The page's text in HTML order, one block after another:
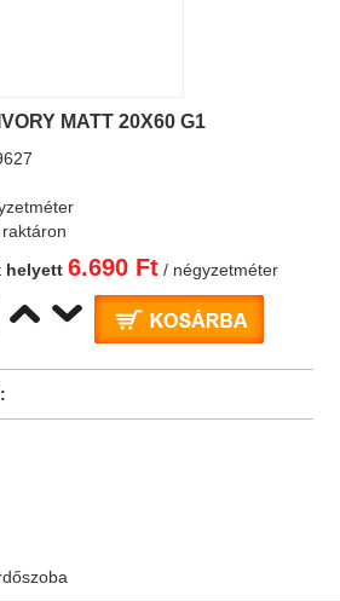
MATT 20X60 G1
helyett 6.690 Ft/ négyzetméter